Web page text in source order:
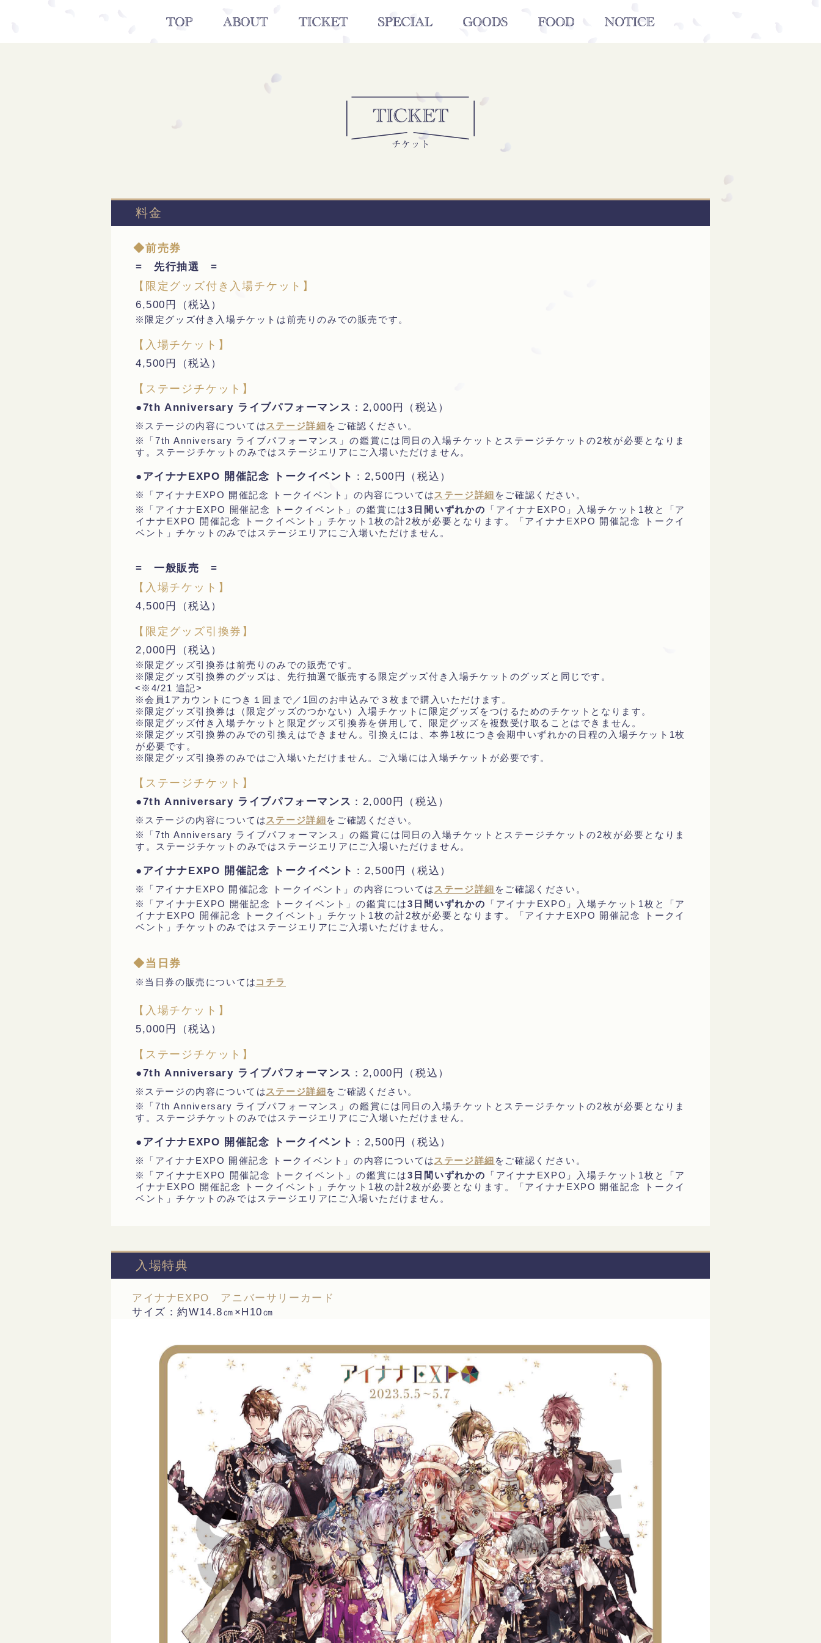
料金
◆前売券
= 先行抽選 =
【限定グッズ付き入場チケット】
6,500円（税込）
※限定グッズ付き入場チケットは前売りのみでの販売です。
【入場チケット】
4,500円（税込）
【ステージチケット】
●7th Anniversary ライブパフォーマンス ：2,000円（税込）
※ステージの内容についてはステージ詳細をご確認ください。
※「7th Anniversary ライブパフォーマンス」の鑑賞には同日の入場チケットとステージチケットの2枚が必要となりま
す。ステージチケットのみではステージエリアにご入場いただけません。
●アイナナEXPO 開催記念 トークイベント ：2,500円（税込）
※「アイナナEXPO 開催記念 トークイベント」の内容についてはステージ詳細 をご確認ください。
※「アイナナEXPO 開催記念 トークイベント」の鑑賞には3日間いずれかの
「アイナナEXPO」入場チケット1枚と「ア
イナナEXPO 開催記念 トークイベント」チケット1枚の計2枚が必要となります。「アイナナEXPO 開催記念 トークイ
ベント」チケットのみではステージエリアにご入場いただけません。
= 一般販売 =
【入場チケット】
4,500円（税込）
【限定グッズ引換券】
2,000円（税込）
※限定グッズ引換券は前売りのみでの販売です。
※限定グッズ引換券のグッズは、先行抽選で販売する限定グッズ付き入場チケットのグッズと同じです。
<※4/21 追記>
※会員1アカウントにつき１回まで／1回のお申込みで３枚まで購入いただけます。
※限定グッズ引換券は（限定グッズのつかない）入場チケットに限定グッズをつけるためのチケットとなります。
※限定グッズ付き入場チケットと限定グッズ引換券を併用して、限定グッズを複数受け取ることはできません。
※限定グッズ引換券のみでの引換えはできません。引換えには、本券1枚につき会期中いずれかの日程の入場チケット1枚
が必要です。
※限定グッズ引換券のみではご入場いただけません。ご入場には入場チケットが必要です。
【ステージチケット】
●7th Anniversary ライブパフォーマンス ：2,000円（税込）
※ステージの内容についてはステージ詳細をご確認ください。
※「7th Anniversary ライブパフォーマンス」の鑑賞には同日の入場チケットとステージチケットの2枚が必要となりま
す。ステージチケットのみではステージエリアにご入場いただけません。
●アイナナEXPO 開催記念 トークイベント ：2,500円（税込）
※「アイナナEXPO 開催記念 トークイベント」の内容についてはステージ詳細 をご確認ください。
※「アイナナEXPO 開催記念 トークイベント」の鑑賞には3日間いずれかの
「アイナナEXPO」入場チケット1枚と「ア
イナナEXPO 開催記念 トークイベント」チケット1枚の計2枚が必要となります。「アイナナEXPO 開催記念 トークイ
ベント」チケットのみではステージエリアにご入場いただけません。
◆当日券
※当日券の販売についてはコチラ
【入場チケット】
5,000円（税込）
【ステージチケット】
●7th Anniversary ライブパフォーマンス ：2,000円（税込）
※ステージの内容についてはステージ詳細をご確認ください。
※「7th Anniversary ライブパフォーマンス」の鑑賞には同日の入場チケットとステージチケットの2枚が必要となりま
す。ステージチケットのみではステージエリアにご入場いただけません。
●アイナナEXPO 開催記念 トークイベント ：2,500円（税込）
※「アイナナEXPO 開催記念 トークイベント」の内容についてはステージ詳細 をご確認ください。
※「アイナナEXPO 開催記念 トークイベント」の鑑賞には3日間いずれかの
「アイナナEXPO」入場チケット1枚と「ア
イナナEXPO 開催記念 トークイベント」チケット1枚の計2枚が必要となります。「アイナナEXPO 開催記念 トークイ
ベント」チケットのみではステージエリアにご入場いただけません。
入場特典
アイナナEXPO アニバーサリーカード
サイズ：約W14.8㎝×H10㎝